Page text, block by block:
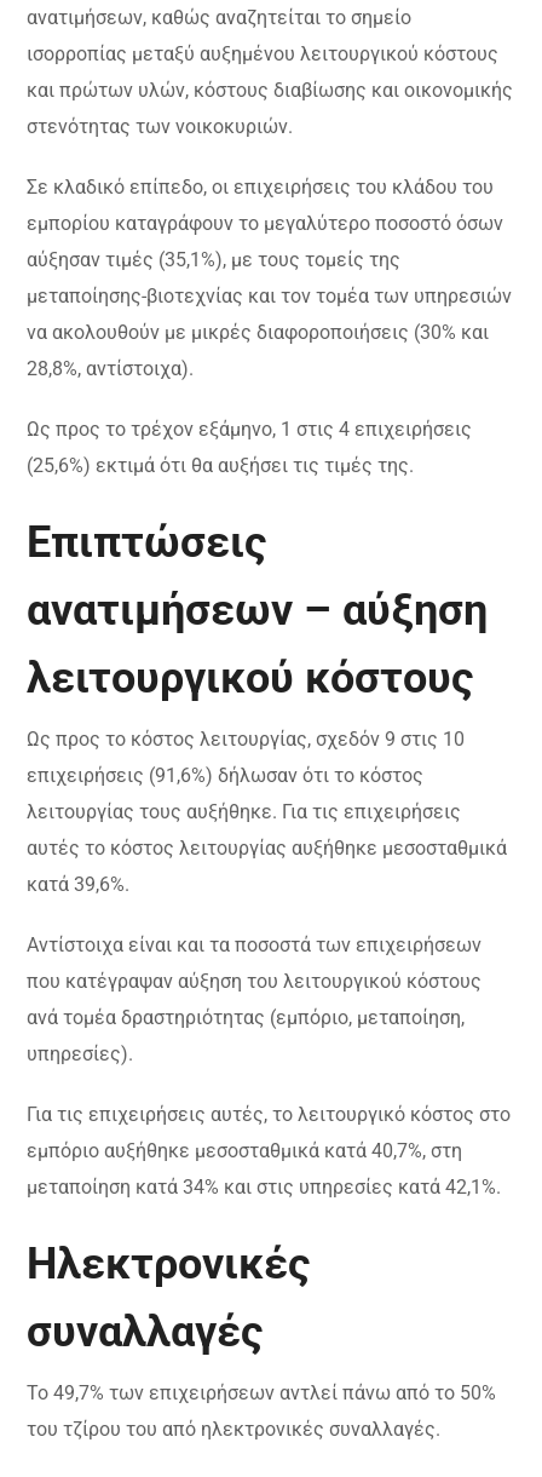
ανατιμήσεων, καθώς αναζητείται το σημείο
ισορροπίας μεταξύ αυξημένου λειτουργικού κόστους
και πρώτων υλών, κόστους διαβίωσης και οικονομικής
στενότητας των νοικοκυριών.
Σε κλαδικό επίπεδο, οι επιχειρήσεις του κλάδου του
εμπορίου καταγράφουν το μεγαλύτερο ποσοστό όσων
αύξησαν τιμές (35,1%), με τους τομείς της
μεταποίησης-βιοτεχνίας και τον τομέα των υπηρεσιών
να ακολουθούν με μικρές διαφοροποιήσεις (30% και
28,8%, αντίστοιχα).
Ως προς το τρέχον εξάμηνο, 1 στις 4 επιχειρήσεις
(25,6%) εκτιμά ότι θα αυξήσει τις τιμές της.
Επιπτώσεις
ανατιμήσεων – αύξηση
λειτουργικού κόστους
Ως προς το κόστος λειτουργίας, σχεδόν 9 στις 10
επιχειρήσεις (91,6%) δήλωσαν ότι το κόστος
λειτουργίας τους αυξήθηκε. Για τις επιχειρήσεις
αυτές το κόστος λειτουργίας αυξήθηκε μεσοσταθμικά
κατά 39,6%.
Αντίστοιχα είναι και τα ποσοστά των επιχειρήσεων
που κατέγραψαν αύξηση του λειτουργικού κόστους
ανά τομέα δραστηριότητας (εμπόριο, μεταποίηση,
υπηρεσίες).
Για τις επιχειρήσεις αυτές, το λειτουργικό κόστος στο
εμπόριο αυξήθηκε μεσοσταθμικά κατά 40,7%, στη
μεταποίηση κατά 34% και στις υπηρεσίες κατά 42,1%.
Ηλεκτρονικές
συναλλαγές
Το 49,7% των επιχειρήσεων αντλεί πάνω από το 50%
του τζίρου του από ηλεκτρονικές συναλλαγές.